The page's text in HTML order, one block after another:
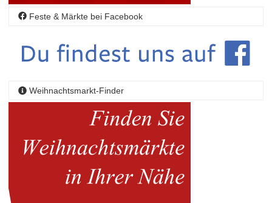
Feste & Märkte bei Facebook
Weihnachtsmarkt-Finder